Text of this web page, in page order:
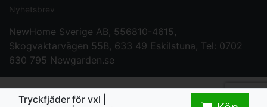
Tryckfjäder för vxl |
Nyhetsbrev
NewHome Sverige AB, 556810-4615,
Skogvaktarvägen 55B, 633 49 Eskilstuna, Tel: 0702
630 795 Newgarden.se